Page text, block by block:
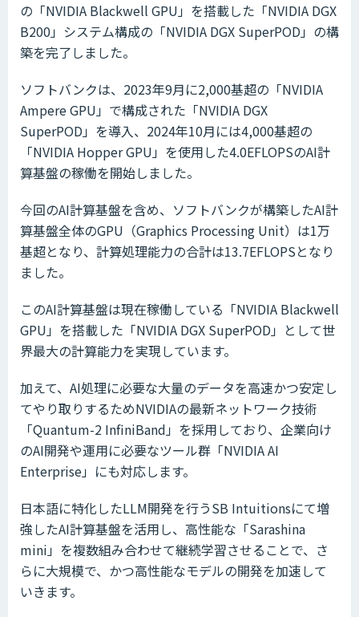
の「NVIDIA Blackwell GPU」を搭載した「NVIDIA DGX
B200」システム構成の「NVIDIA DGX SuperPOD」の構
築を完了しました。
ソフトバンクは、2023年9月に2,000基超の「NVIDIA
Ampere GPU」で構成された「NVIDIA DGX
SuperPOD」を導入、2024年10月には4,000基超の
「NVIDIA Hopper GPU」を使用した4.0EFLOPSのAI計
算基盤の稼働を開始しました。
今回のAI計算基盤を含め、ソフトバンクが構築したAI計
算基盤全体のGPU（Graphics Processing Unit）は1万
基超となり、計算処理能力の合計は13.7EFLOPSとなり
ました。
このAI計算基盤は現在稼働している「NVIDIA Blackwell
GPU」を搭載した「NVIDIA DGX SuperPOD」として世
界最大の計算能力を実現しています。
加えて、AI処理に必要な大量のデータを高速かつ安定し
てやり取りするためNVIDIAの最新ネットワーク技術
「Quantum-2 InfiniBand」を採用しており、企業向け
のAI開発や運用に必要なツール群「NVIDIA AI
Enterprise」にも対応します。
日本語に特化したLLM開発を行うSB Intuitionsにて増
強したAI計算基盤を活用し、高性能な「Sarashina
mini」を複数組み合わせて継続学習させることで、さ
らに大規模で、かつ高性能なモデルの開発を加速して
いきます。